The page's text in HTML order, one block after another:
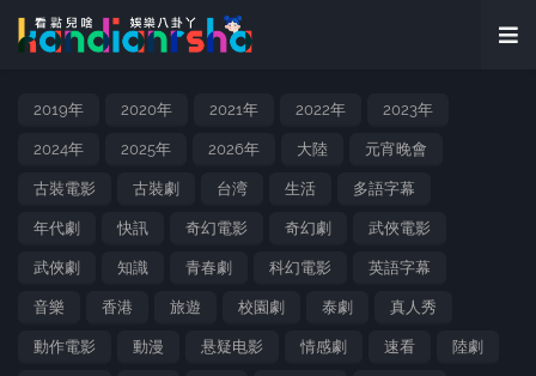
2019年 2020年 2021年 2022年 2023年
2024年 2025年 2026年 大陸 元宵晚會
古裝電影 古裝劇 台湾 生活 多語字幕
年代劇 快訊 奇幻電影 奇幻劇 武俠電影
武俠劇 知識 青春劇 科幻電影 英語字幕
音樂 香港 旅遊 校園劇 泰劇 真人秀
動作電影 動漫 悬疑电影 情感劇 速看 陸劇